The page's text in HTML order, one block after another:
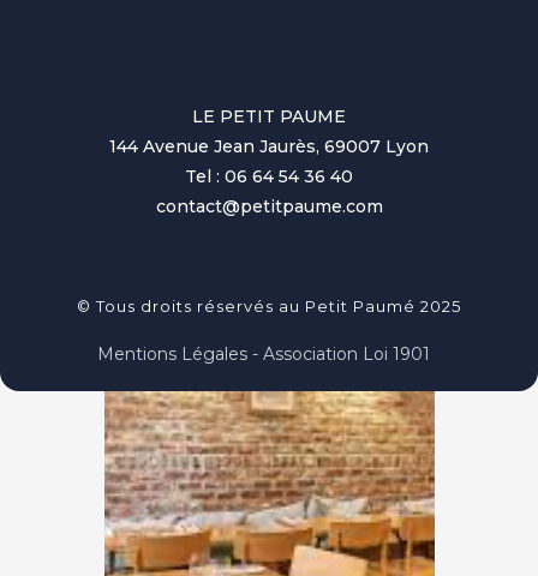
LE PETIT PAUME
144 Avenue Jean Jaurès, 69007 Lyon
Tel : 06 64 54 36 40
contact@petitpaume.com
© Tous droits réservés au Petit Paumé 2025
Mentions Légales - Association Loi 1901